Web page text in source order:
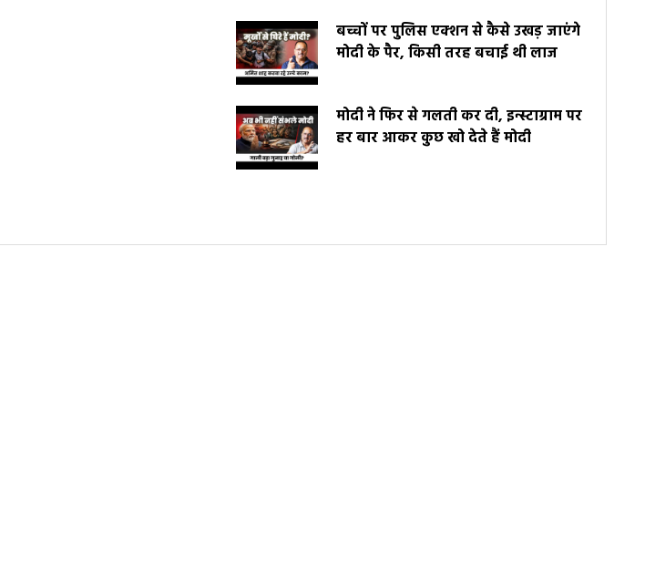
बच्चों पर पुलिस एक्शन से कैसे उखड़ जाएंगे
मोदी के पैर, किसी तरह बचाई थी लाज
मोदी ने फिर से गलती कर दी, इन्स्टाग्राम पर
हर बार आकर कुछ खो देते हैं मोदी